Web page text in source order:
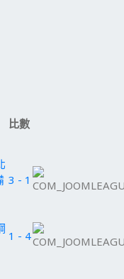
比數
3 - 1
1 - 4